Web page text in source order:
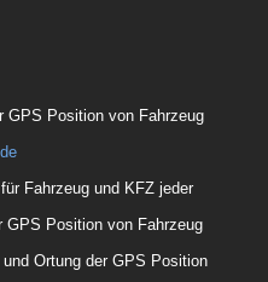
GPS Position von Fahrzeug
Fahrzeug und KFZ jeder
GPS Position von Fahrzeug
Ortung der GPS Position